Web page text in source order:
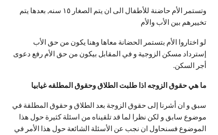
وتستمر الأم حاضنة للأطفال الى ان يتم الصغار ١٥ سنه, بعدها يتم
تخييرهم بين الأب والأم
لو اختاروا الأم بتستمر الحضانة معاها وهنا يكون من حق الأب
إسترداد مسكن الزوجية و في المقابل بيكون من حق الأم رفع دعوى
أجر السكن.
ما هي حقوق الزوجه اذا طلبت الطلاق وحقوق المطلقه غيابيا
سبق و ان أشرنا إلى حقوق الزوجة بعد الطلاق و حقوق المطلقة في
موضوع سابق و لكن نظرا لما قد تلقيناه من اسئلة كثيرة حول هذا
الموضوع فسنحاول ان نجب عن الأسئلة الشائعة حول هذا الأمر في